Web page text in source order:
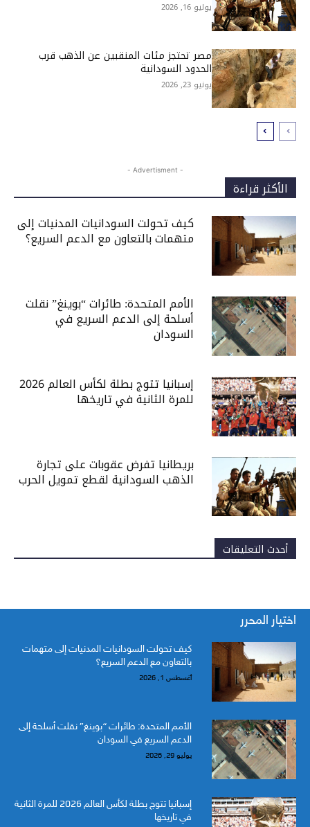
يوليو 16, 2026
مصر تحتجز مئات المنقبين عن الذهب قرب
الحدود السودانية
يونيو 23, 2026
- Advertisment -
الأكثر قراءة
كيف تحولت السودانيات المدنيات إلى
متهمات بالتعاون مع الدعم السريع؟
الأمم المتحدة: طائرات “بوينغ” نقلت
أسلحة إلى الدعم السريع في
السودان
إسبانيا تتوج بطلة لكأس العالم 2026
للمرة الثانية في تاريخها
بريطانيا تفرض عقوبات على تجارة
الذهب السودانية لقطع تمويل الحرب
أحدث التعليقات
اختيار المحرر
كيف تحولت السودانيات المدنيات إلى متهمات
بالتعاون مع الدعم السريع؟
أغسطس 1, 2026
الأمم المتحدة: طائرات “بوينغ” نقلت أسلحة إلى
الدعم السريع في السودان
يوليو 29, 2026
إسبانيا تتوج بطلة لكأس العالم 2026 للمرة الثانية
في تاريخها